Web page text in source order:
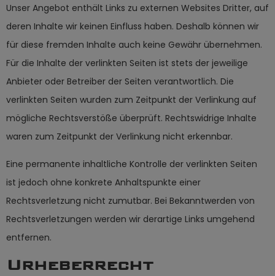
Unser Angebot enthält Links zu externen Websites Dritter, auf
deren Inhalte wir keinen Einfluss haben. Deshalb können wir
für diese fremden Inhalte auch keine Gewähr übernehmen.
Für die Inhalte der verlinkten Seiten ist stets der jeweilige
Anbieter oder Betreiber der Seiten verantwortlich. Die
verlinkten Seiten wurden zum Zeitpunkt der Verlinkung auf
mögliche Rechtsverstöße überprüft. Rechtswidrige Inhalte
waren zum Zeitpunkt der Verlinkung nicht erkennbar.
Eine permanente inhaltliche Kontrolle der verlinkten Seiten
ist jedoch ohne konkrete Anhaltspunkte einer
Rechtsverletzung nicht zumutbar. Bei Bekanntwerden von
Rechtsverletzungen werden wir derartige Links umgehend
entfernen.
Urheberrecht